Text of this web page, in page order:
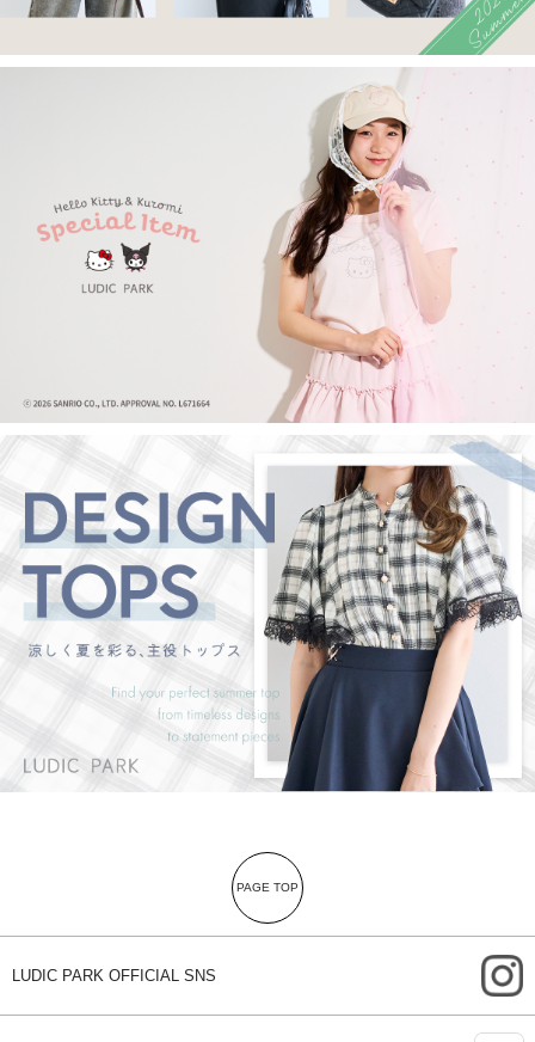
PAGE TOP
LUDIC PARK OFFICIAL SNS